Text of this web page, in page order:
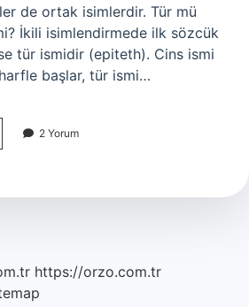
de ortak isimlerdir. Tür mü
İkili isimlendirmede ilk sözcük
tür ismidir (epiteth). Cins ismi
başlar, tür ismi…
2 Yorum
https://orzo.com.tr